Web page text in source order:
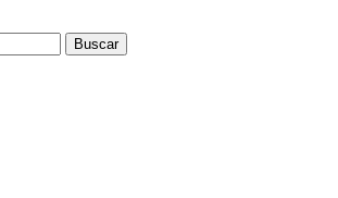
Buscar